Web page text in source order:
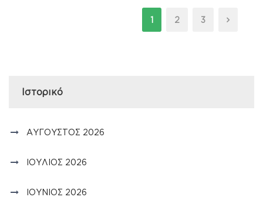
1 2 3
Ιστορικό
ΑΎΓΟΥΣΤΟΣ 2026
ΙΟΎΛΙΟΣ 2026
ΙΟΎΝΙΟΣ 2026